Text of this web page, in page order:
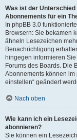
Was ist der
Abonnements für ein
In phpBB 3.0
Browsern: Sie bekamen
ähneln Lesezeichen
Benachrichtigung
hingegen informieren
Forums des Boards. Die
Abonnements können
einstellen“ geändert
Nach oben
Wie kann ich ein
abonnieren?
Sie können ein